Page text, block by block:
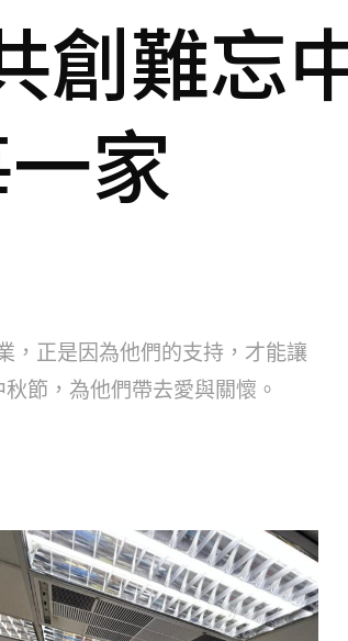
創難忘
家
，正是因為他們的支持，才能讓
節，為他們帶去愛與關懷。